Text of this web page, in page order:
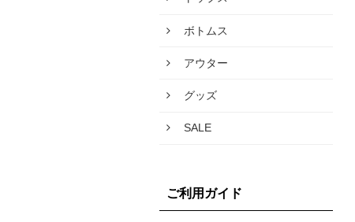
ボトムス
アウター
グッズ
SALE
ご利用ガイド